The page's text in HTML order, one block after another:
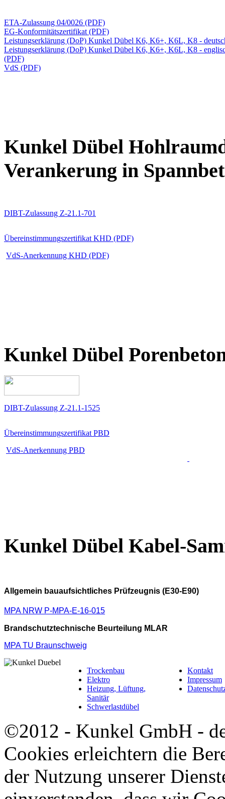
ETA-Zulassung 04/0026 (PDF)
EG-Konformitätszertifikat (PDF)
Leistungserklärung (DoP) Kunkel Dübel K6, K6+, K6L, K8 -
Leistungserklärung (DoP) Kunkel Dübel K6, K6+, K6L, K8 -
(PDF)
VdS (PDF)
Kunkel Dübel
Verankerung in
DIBT-Zulassung Z-21.1-701
Übereinstimmungszertifikat KHD (PDF)
VdS-Anerkennung KHD (PDF)
Kunkel Dübel
DIBT-Zulassung Z-21.1-1525
Übereinstimmungszertifikat PBD
VdS-Anerkennung PBD
Kunkel Dübel Kabel-
Allgemein bauaufsichtliches Prüfzeugnis (E30-E90)
MPA NRW P-MPA-E-16-015
Brandschutztechnische Beurteilung MLAR
MPA TU Braunschweig
Trockenbau
Elektro
Heizung, Lüftung,
Sanitär
Schwerlastdübel
Kontakt
Impressum
©2012 - Kunkel GmbH -
Cookies erleichtern die
der Nutzung unserer